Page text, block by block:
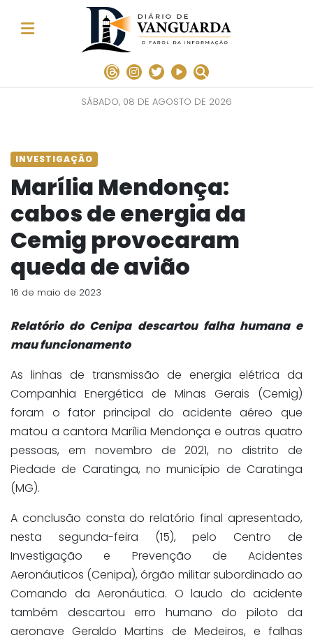
SÁBADO, 08 DE AGOSTO DE 2026
INVESTIGAÇÃO
Marília Mendonça:
cabos de energia da
Cemig provocaram
queda de avião
16 de maio de 2023
Relatório do Cenipa descartou falha humana e
mau funcionamento
As linhas de transmissão de energia elétrica da
Companhia Energética de Minas Gerais (Cemig)
foram o fator principal do acidente aéreo que
matou a cantora Marília Mendonça e outras quatro
pessoas, em novembro de 2021, no distrito de
Piedade de Caratinga, no município de Caratinga
(MG).
A conclusão consta do relatório final apresentado,
nesta segunda-feira (15), pelo Centro de
Investigação e Prevenção de Acidentes
Aeronáuticos (Cenipa), órgão militar subordinado ao
Comando da Aeronáutica. O laudo do acidente
também descartou erro humano do piloto da
aeronave Geraldo Martins de Medeiros, e falhas